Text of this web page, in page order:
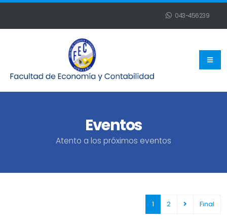
043-456239
Eventos
Atento a los próximos eventos
1 2 Final